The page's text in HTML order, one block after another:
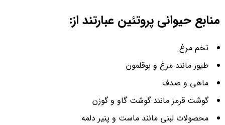
منابع حیوانی پروتئین عبارتند از:
تخم مرغ
طیور مانند مرغ و بوقلمون
ماهی و صدف
گوشت قرمز مانند گوشت گاو و گوزن
محصولات لبنی مانند ماست و پنیر دلمه